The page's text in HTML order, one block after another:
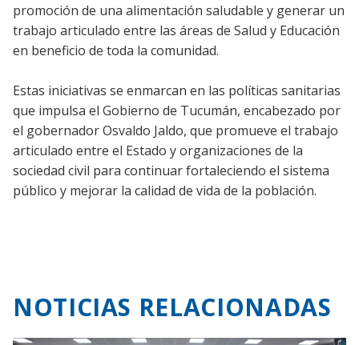
promoción de una alimentación saludable y generar un
trabajo articulado entre las áreas de Salud y Educación
en beneficio de toda la comunidad.
Estas iniciativas se enmarcan en las políticas sanitarias
que impulsa el Gobierno de Tucumán, encabezado por
el gobernador Osvaldo Jaldo, que promueve el trabajo
articulado entre el Estado y organizaciones de la
sociedad civil para continuar fortaleciendo el sistema
público y mejorar la calidad de vida de la población.
NOTICIAS RELACIONADAS